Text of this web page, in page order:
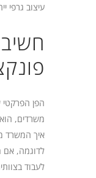
עיצוב גרפי
הפן
משרדים,
איך המשרד
לדוגמה, אם
לעבוד